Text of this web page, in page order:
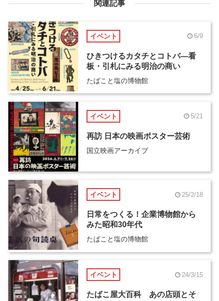
関連記事
イベント 6/9
ひきつけるカタチとコトバ―看
板・引札にみる明治の商い
たばこと塩の博物館
イベント 5/21
再訪 日本の映画ポスター芸術
国立映画アーカイブ
イベント 25/2/18
日常をつくる！企業博物館から
みた昭和30年代
たばこと塩の博物館
イベント 24/3/15
たばこ屋大百科 あの店頭とそ